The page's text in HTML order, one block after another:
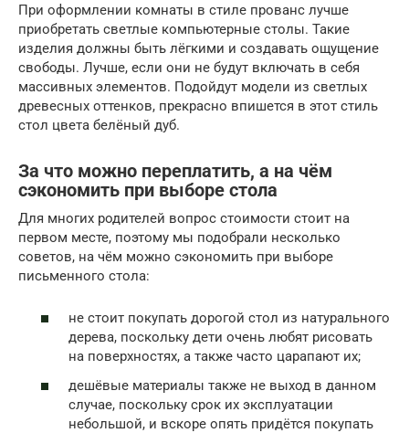
При оформлении комнаты в стиле прованс лучше
приобретать светлые компьютерные столы. Такие
изделия должны быть лёгкими и создавать ощущение
свободы. Лучше, если они не будут включать в себя
массивных элементов. Подойдут модели из светлых
древесных оттенков, прекрасно впишется в этот стиль
стол цвета белёный дуб.
За что можно переплатить, а на чём
сэкономить при выборе стола
Для многих родителей вопрос стоимости стоит на
первом месте, поэтому мы подобрали несколько
советов, на чём можно сэкономить при выборе
письменного стола:
не стоит покупать дорогой стол из натурального
дерева, поскольку дети очень любят рисовать
на поверхностях, а также часто царапают их;
дешёвые материалы также не выход в данном
случае, поскольку срок их эксплуатации
небольшой, и вскоре опять придётся покупать